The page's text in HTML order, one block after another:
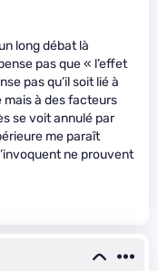
long débat là
pas que « l’effet
pas qu’il soit lié à
mais à des facteurs
se voit annulé par
me paraît
ne prouvent